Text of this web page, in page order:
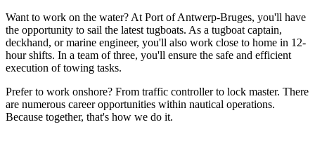
Want to work on the water? At Port of Antwerp-Bruges, you'll have
the opportunity to sail the latest tugboats. As a tugboat captain,
deckhand, or marine engineer, you'll also work close to home in 12-
hour shifts. In a team of three, you'll ensure the safe and efficient
execution of towing tasks.
Prefer to work onshore? From traffic controller to lock master. There
are numerous career opportunities within nautical operations.
Because together, that's how we do it.